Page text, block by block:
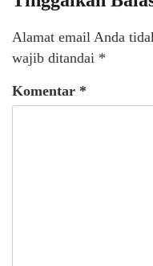
Alamat email Anda
wajib ditandai *
Komentar *